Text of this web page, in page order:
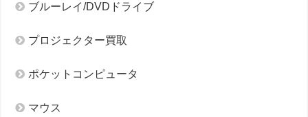
ブルーレイ/DVDドライブ
プロジェクター買取
ポケットコンピュータ
マウス